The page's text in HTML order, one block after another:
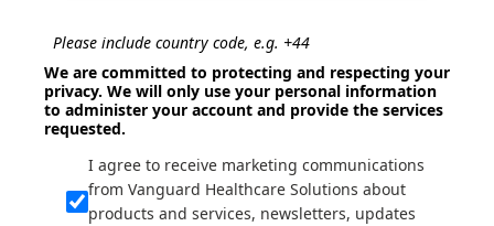
Please include country code, e.g. +44
We are committed to protecting and respecting your
privacy. We will only use your personal information
to administer your account and provide the services
requested.
I agree to receive marketing communications
from Vanguard Healthcare Solutions about
products and services, newsletters, updates